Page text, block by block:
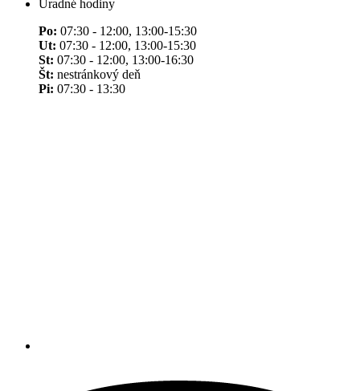
Úradné hodiny
Po: 07:30 - 12:00, 13:00-15:30
Ut: 07:30 - 12:00, 13:00-15:30
St: 07:30 - 12:00, 13:00-16:30
Št: nestránkový deň
Pi: 07:30 - 13:30